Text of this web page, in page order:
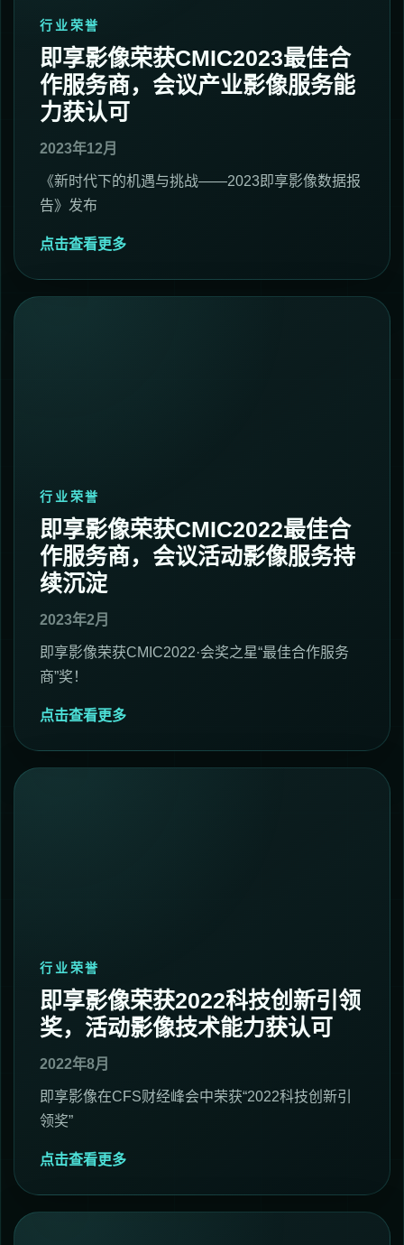
行业荣誉
即享影像荣获CMIC2023最佳合
作服务商，会议产业影像服务能
力获认可
2023年12月
《新时代下的机遇与挑战——2023即享影像数据报
告》发布
点击查看更多
行业荣誉
即享影像荣获CMIC2022最佳合
作服务商，会议活动影像服务持
续沉淀
2023年2月
即享影像荣获CMIC2022·会奖之星“最佳合作服务
商”奖！
点击查看更多
行业荣誉
即享影像荣获2022科技创新引领
奖，活动影像技术能力获认可
2022年8月
即享影像在CFS财经峰会中荣获“2022科技创新引
领奖”
点击查看更多